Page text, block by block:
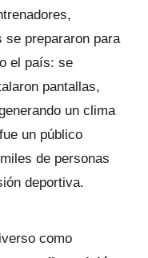
prepararon para
el país: se
pantallas,
un clima
un público
de personas
deportiva.
como